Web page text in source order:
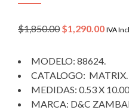
$1,850.00 Original
$1,850.00.
$1,290.00 IVA
MODELO: 88624.
CATALOGO: MATRIX.
MEDIDAS: 0.53 X
MARCA: D&C